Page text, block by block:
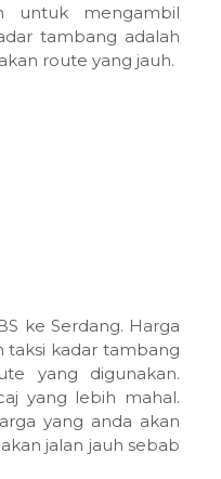
untuk mengambil
tambang adalah
route yang jauh.
ke Serdang. Harga
taksi kadar tambang
yang digunakan.
yang lebih mahal.
yang anda akan
jalan jauh sebab